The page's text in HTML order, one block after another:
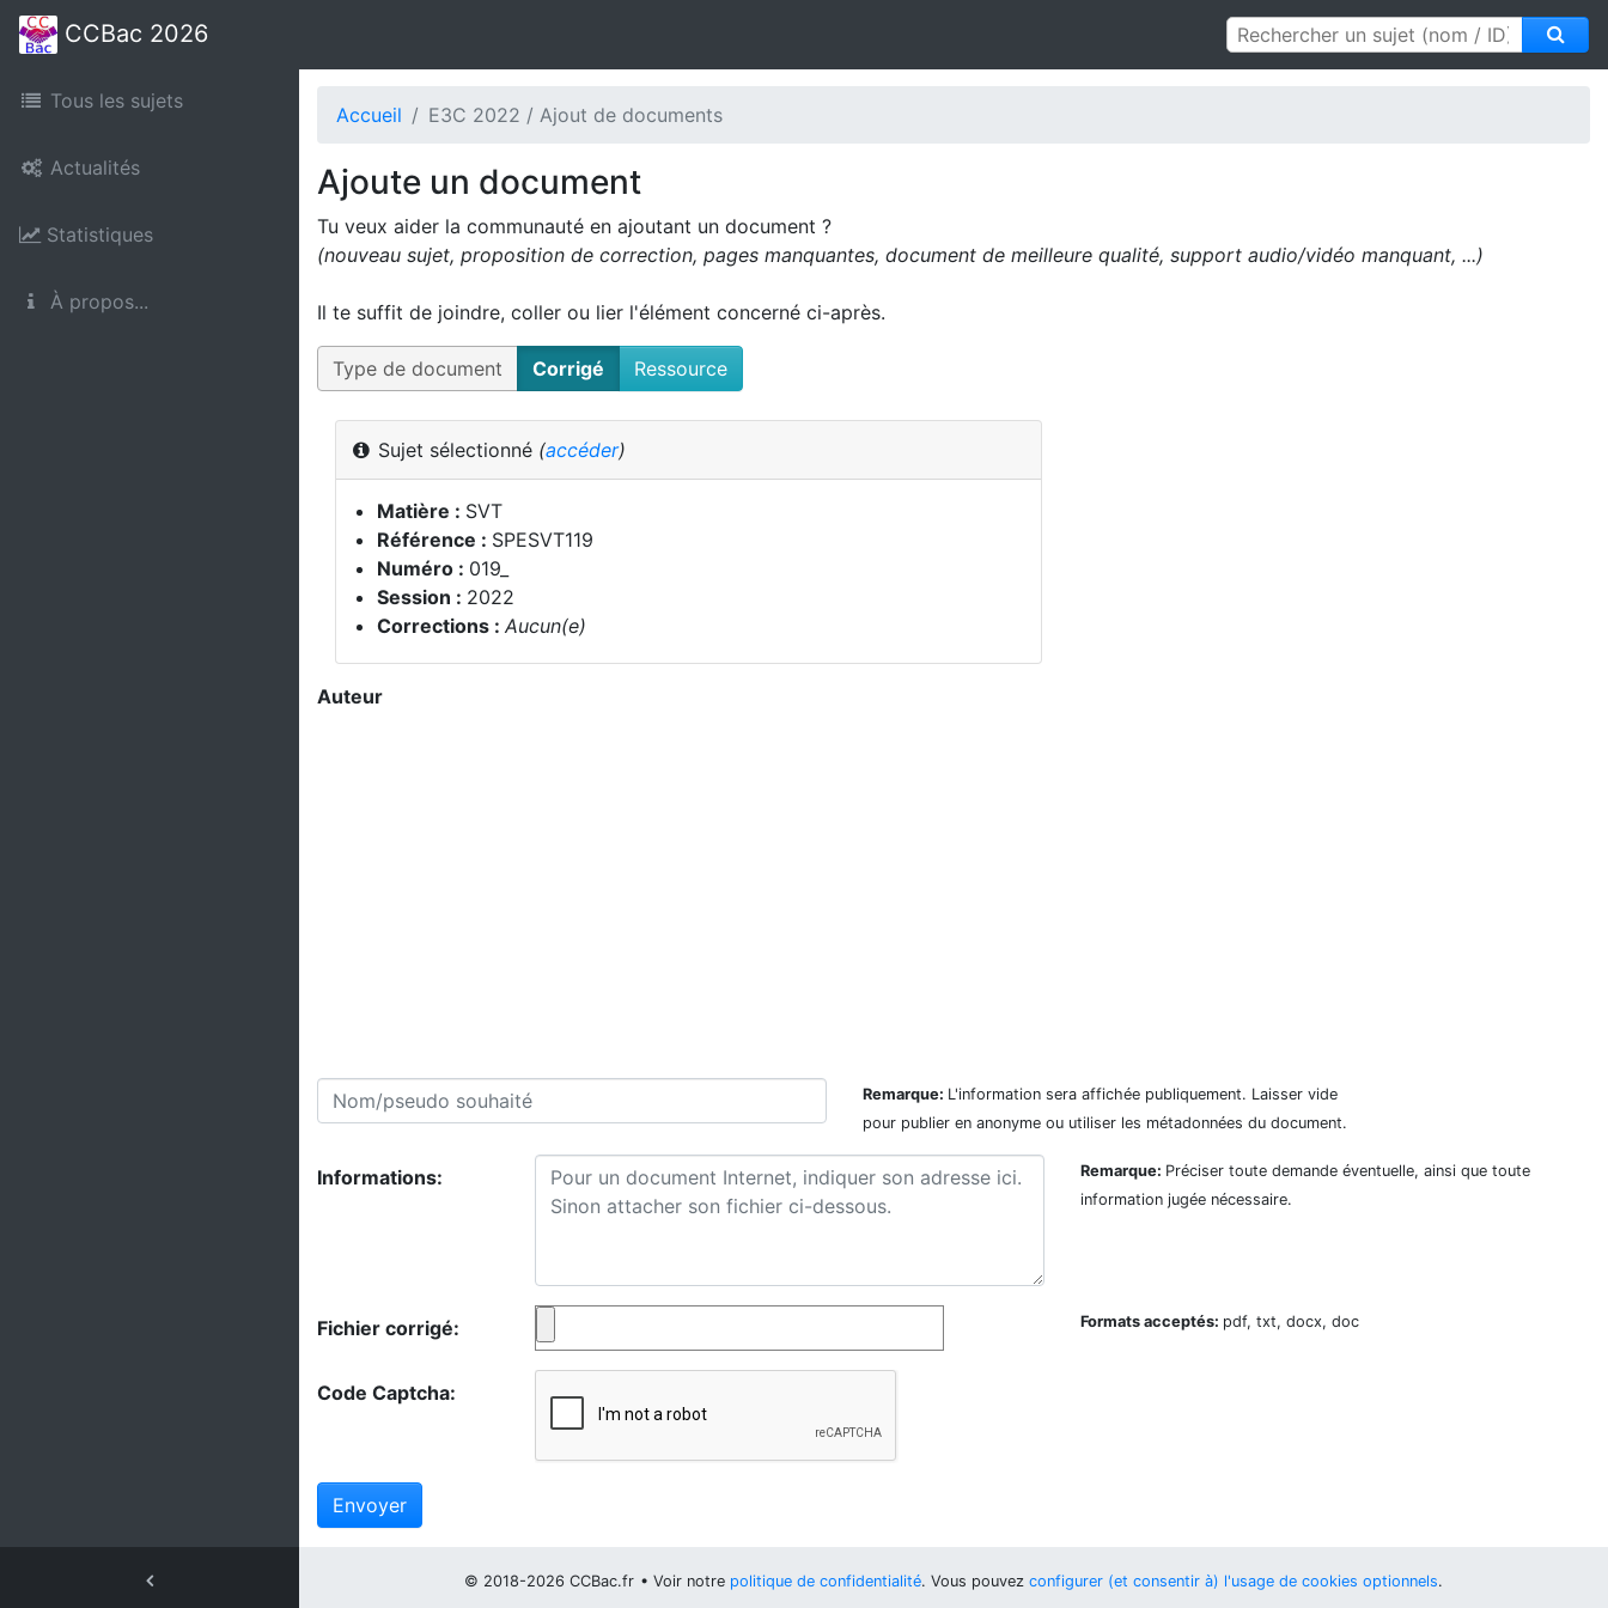
CCBac 2026
Tous les sujets
Actualités
Statistiques
À propos...
Accueil E3C 2022 / Ajout de documents
Ajoute un document
Tu veux aider la communauté en ajoutant un document ?
(nouveau sujet, proposition de correction, pages manquantes, document de meilleure qualité, support audio/vidéo manquant, ...)
Il te suffit de joindre, coller ou lier l'élément concerné ci-après.
Type de document Corrigé Ressource
Sujet sélectionné (accéder)
Matière : SVT
Référence : SPESVT119
Numéro : 019_
Session : 2022
Corrections : Aucun(e)
Auteur
Remarque: L'information sera affichée publiquement. Laisser vide
pour publier en anonyme ou utiliser les métadonnées du document.
Informations: Remarque: Préciser toute demande éventuelle, ainsi que toute
information jugée nécessaire.
Fichier corrigé: Formats acceptés: pdf, txt, docx, doc
Code Captcha:
Envoyer
© 2018-2026 CCBac.fr • Voir notre politique de confidentialité. Vous pouvez configurer (et consentir à) l'usage de cookies optionnels.